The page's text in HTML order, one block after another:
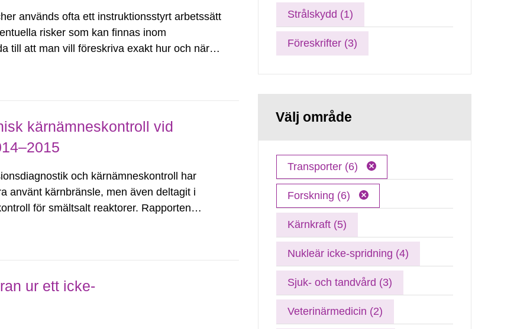
används ofta ett instruktionsstyrt arbetssätt
risker som kan finnas inom
till att man vill föreskriva exakt hur och när
kärnämneskontroll vid
och kärnämneskontroll har
använt kärnbränsle, men även deltagit i
för smältsalt reaktorer. Rapporten
ur ett icke-
Strålskydd (1)
Föreskrifter (3)
Välj område
Transporter (6)
Forskning (6)
Kärnkraft (5)
Nukleär icke-spridning (4)
Sjuk- och tandvård (3)
Veterinärmedicin (2)